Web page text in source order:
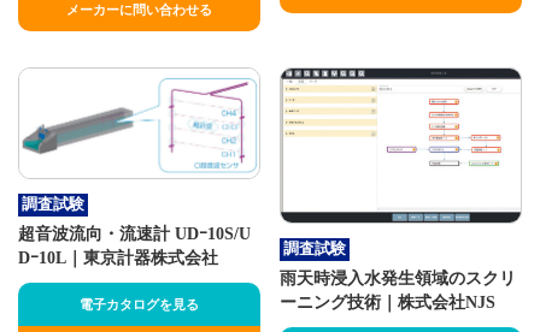
メーカーに問い合わせる
調査試験
超音波流向・流速計 UDｰ10S/U
Dｰ10L｜東京計器株式会社
電子カタログを見る
調査試験
雨天時浸入水発生領域のスクリ
ーニング技術｜株式会社NJS